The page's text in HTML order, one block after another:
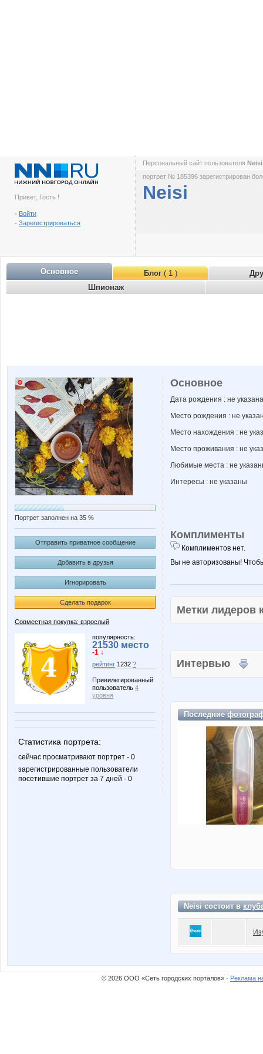
Привет, Гость !
- Войти
- Зарегистрироваться
Персональный сайт пользователя
портрет № 185396 зарегистрирован
Neisi
Основное Блог( 1 )
Шпионаж
Портрет заполнен на 35 %
Отправить приватное сообщение
Добавить в друзья
Игнорировать
Сделать подарок
Совместная покупка: взрослый
популярность:
21530 место
-1 ↓
рейтинг 1232 ?
Привилегированный
пользователь 4
уровня
Статистика портрета:
сейчас просматривают портрет - 0
зарегистрированные пользователи
посетившие портрет за 7 дней - 0
Основное
Дата рождения : не указана
Место рождения : не
Место нахождения : не
Место проживания : не
Любимые места : не
Интересы : не указаны
Комплименты
Комплиментов нет.
Вы не авторизованы!
Метки
Интервью
Последние
Neisi состоит в
© 2026 ООО «Сеть городских порталов» · Реклама